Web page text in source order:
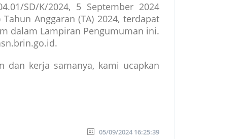
SD/K/2024, 5 September 2024
Anggaran (TA) 2024, terdapat
dalam Lampiran Pengumuman ini.
dan kerja samanya, kami ucapkan
05/09/2024 16:25:39